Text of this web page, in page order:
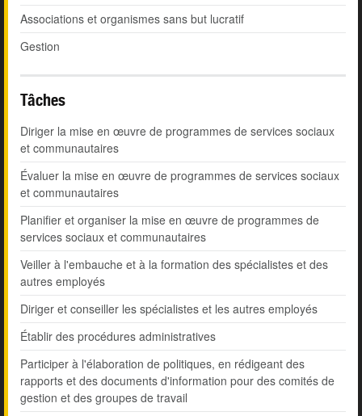
Associations et organismes sans but lucratif
Gestion
Tâches
Diriger la mise en œuvre de programmes de services sociaux
et communautaires
Évaluer la mise en œuvre de programmes de services sociaux
et communautaires
Planifier et organiser la mise en œuvre de programmes de
services sociaux et communautaires
Veiller à l'embauche et à la formation des spécialistes et des
autres employés
Diriger et conseiller les spécialistes et les autres employés
Établir des procédures administratives
Participer à l'élaboration de politiques, en rédigeant des
rapports et des documents d'information pour des comités de
gestion et des groupes de travail